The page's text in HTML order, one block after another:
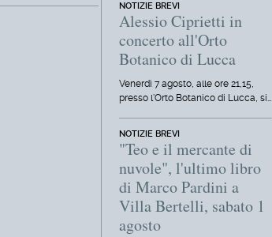
NOTIZIE BREVI
Alessio Ciprietti in
concerto all'Orto
Botanico di Lucca
Venerdì 7 agosto, alle ore 21,15,
presso l'Orto Botanico di Lucca, si…
NOTIZIE BREVI
"Teo e il mercante di
nuvole", l'ultimo libro
di Marco Pardini a
Villa Bertelli, sabato 1
agosto